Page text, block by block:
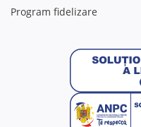
Program fidelizare